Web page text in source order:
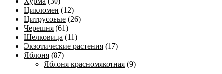
Цикломен (12)
Цитрусовые (26)
Черешня (61)
Шелковица (11)
Экзотические растения (17)
Яблоня (87)
Яблоня красномякотная (9)